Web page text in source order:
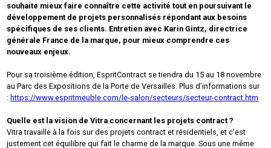
souhaite mieux faire connaître cette activité tout en poursuivant le
développement de projets personnalisés répondant aux besoins
spécifiques de ses clients. Entretien avec Karin Gintz, directrice
générale France de la marque, pour mieux comprendre ces
nouveaux enjeux.
Pour sa troisième édition, EspritContract se tiendra du 15 au 18 novembre
au Parc des Expositions de la Porte de Versailles. Plus d’informations sur
:https://www.espritmeuble.com/le-salon/secteurs/secteur-contract.htm‍
Quelle est la vision de Vitra concernant les projets contract ?
Vitra travaille à la fois sur des projets contract et résidentiels, et c’est
justement cet équilibre qui fait le charme de la marque. Sous une même